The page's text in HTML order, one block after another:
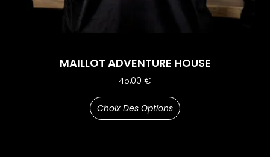
MAILLOT ADVENTURE HOUSE
45,00 €
Choix Des Options